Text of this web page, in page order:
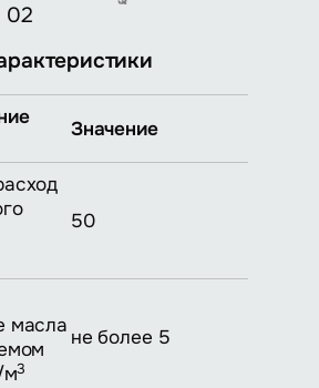
02
Значение
50
масла
м3
не более 5